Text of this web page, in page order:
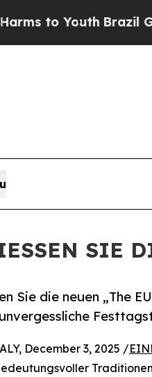
Brazil Gives Parents
SIE
Sie die neuen „The
December 3, 2025 /